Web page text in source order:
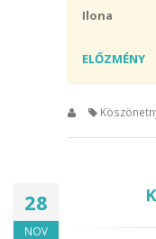
Ilona
ELŐZMÉNY
28
NOV